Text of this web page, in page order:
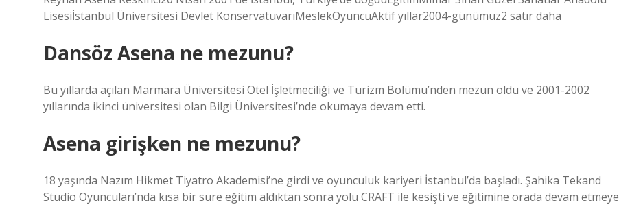
Lisesiİstanbul Üniversitesi Devlet KonservatuvarıMeslekOyuncuAktif yıllar2004-günümüz2 satır daha
Dansöz Asena ne mezunu?
Bu yıllarda açılan Marmara Üniversitesi Otel İşletmeciliği ve Turizm Bölümü’nden mezun oldu ve 2001-2002
yıllarında ikinci üniversitesi olan Bilgi Üniversitesi’nde okumaya devam etti.
Asena girişken ne mezunu?
18 yaşında Nazım Hikmet Tiyatro Akademisi’ne girdi ve oyunculuk kariyeri İstanbul’da başladı. Şahika Tekand
Studio Oyuncuları’nda kısa bir süre eğitim aldıktan sonra yolu CRAFT ile kesişti ve eğitimine orada devam etmeye